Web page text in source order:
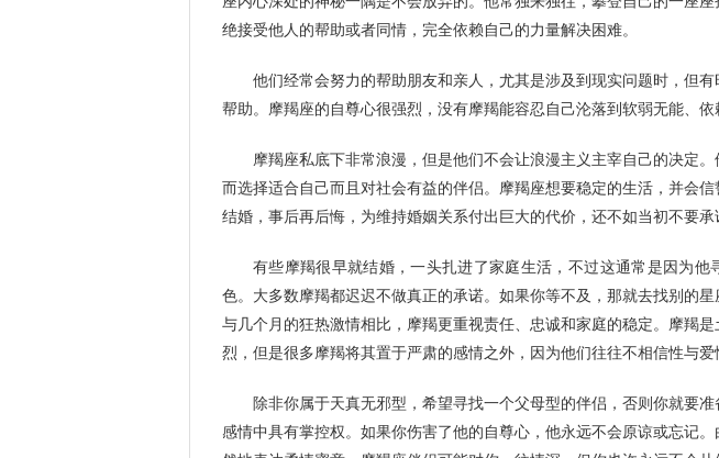
绝接受他人的帮助或者同情，完全依赖自己的力量解决困难。
他们经常会努力的帮助朋友和亲人，尤其是涉及到现实问题时，但
帮助。摩羯座的自尊心很强烈，没有摩羯能容忍自己沦落到软弱无能、依
摩羯座私底下非常浪漫，但是他们不会让浪漫主义主宰自己的决定。
而选择适合自己而且对社会有益的伴侣。摩羯座想要稳定的生活，并会
结婚，事后再后悔，为维持婚姻关系付出巨大的代价，还不如当初不要承
有些摩羯很早就结婚，一头扎进了家庭生活，不过这通常是因为他
色。大多数摩羯都迟迟不做真正的承诺。如果你等不及，那就去找别的
与几个月的狂热激情相比，摩羯更重视责任、忠诚和家庭的稳定。摩羯
烈，但是很多摩羯将其置于严肃的感情之外，因为他们往往不相信性与爱
除非你属于天真无邪型，希望寻找一个父母型的伴侣，否则你就要
感情中具有掌控权。如果你伤害了他的自尊心，他永远不会原谅或忘记